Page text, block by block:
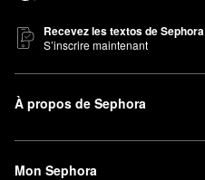
Recevez les textos de Sephora
S’inscrire maintenant
À propos de Sephora
Mon Sephora